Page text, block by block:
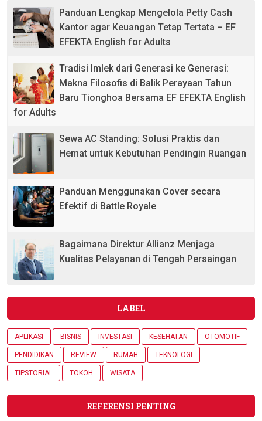
Panduan Lengkap Mengelola Petty Cash
Kantor agar Keuangan Tetap Tertata – EF
EFEKTA English for Adults
Tradisi Imlek dari Generasi ke Generasi:
Makna Filosofis di Balik Perayaan Tahun
Baru Tionghoa Bersama EF EFEKTA English
for Adults
Sewa AC Standing: Solusi Praktis dan
Hemat untuk Kebutuhan Pendingin Ruangan
Panduan Menggunakan Cover secara
Efektif di Battle Royale
Bagaimana Direktur Allianz Menjaga
Kualitas Pelayanan di Tengah Persaingan
LABEL
APLIKASI BISNIS INVESTASI KESEHATAN OTOMOTIF
PENDIDIKAN REVIEW RUMAH TEKNOLOGI
TIPSTORIAL TOKOH WISATA
REFERENSI PENTING